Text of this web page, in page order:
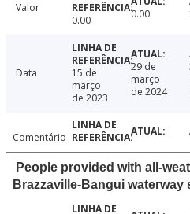
Valor
0.00
0.00
Data
15 de
março
de 2023
29 de
março
de 2024
Comentário
People provided with all-
Brazzaville-Bangui waterway